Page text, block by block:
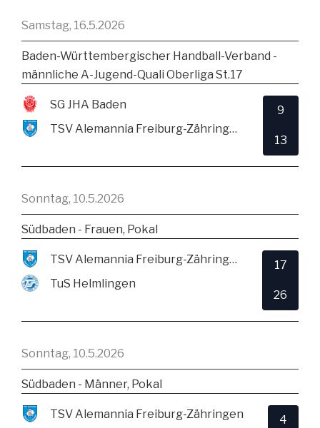
Samstag, 16.5.2026
Baden-Württembergischer Handball-Verband -
männliche A-Jugend-Quali Oberliga St.17
SG JHA Baden
TSV Alemannia Freiburg-Zähringen
9
13
Sonntag, 10.5.2026
Südbaden - Frauen, Pokal
TSV Alemannia Freiburg-Zähringen
TuS Helmlingen
17
26
Sonntag, 10.5.2026
Südbaden - Männer, Pokal
TSV Alemannia Freiburg-Zähringen
4